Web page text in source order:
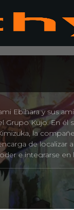
Ebihara y sus
Grupo Kujo. En él
la
de localizar
e integrarse en
enemiga
propios fines.
los eventos de